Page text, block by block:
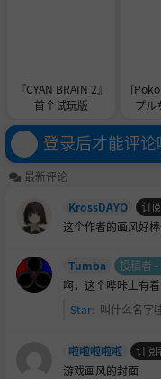
『CYAN BRAIN 2』
首个试玩版
プル
登录后才能评论
最新评论
KrossDAYO
订
这个作者的画风好
Tumba 投稿者
啊，这个哔咔上有
Star: 叫什么名字
啦啦啦啦啦 订阅
游戏画风的封面